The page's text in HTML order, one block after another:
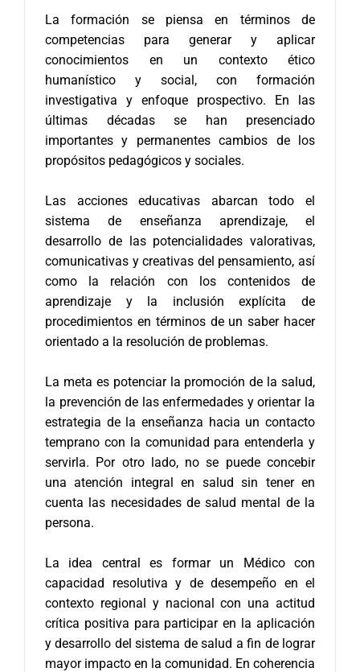
La formación se piensa en términos de
competencias para generar y aplicar
conocimientos en un contexto ético
humanístico y social, con formación
investigativa y enfoque prospectivo. En las
últimas décadas se han presenciado
importantes y permanentes cambios de los
propósitos pedagógicos y sociales.
Las acciones educativas abarcan todo el
sistema de enseñanza aprendizaje, el
desarrollo de las potencialidades valorativas,
comunicativas y creativas del pensamiento, así
como la relación con los contenidos de
aprendizaje y la inclusión explícita de
procedimientos en términos de un saber hacer
orientado a la resolución de problemas.
La meta es potenciar la promoción de la salud,
la prevención de las enfermedades y orientar la
estrategia de la enseñanza hacia un contacto
temprano con la comunidad para entenderla y
servirla. Por otro lado, no se puede concebir
una atención integral en salud sin tener en
cuenta las necesidades de salud mental de la
persona.
La idea central es formar un Médico con
capacidad resolutiva y de desempeño en el
contexto regional y nacional con una actitud
crítica positiva para participar en la aplicación
y desarrollo del sistema de salud a fin de lograr
mayor impacto en la comunidad. En coherencia